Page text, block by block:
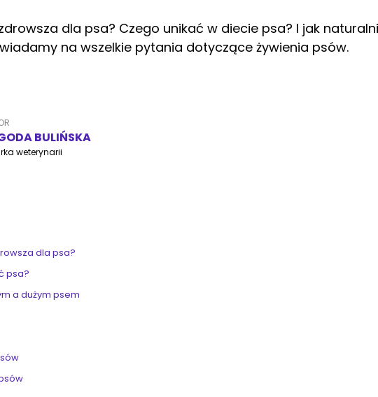
dla psa? Czego unikać w diecie psa? I jak
na wszelkie pytania dotyczące żywienia psów.
BULIŃSKA
weterynarii
dla psa?
psa?
a dużym psem